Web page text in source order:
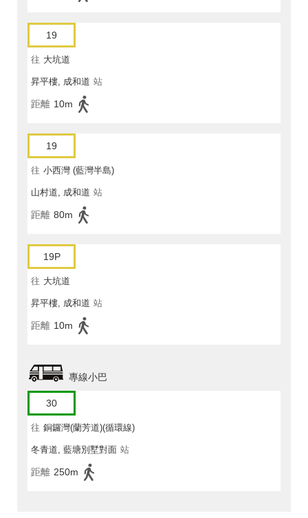
19
往 大坑道
昇平樓, 成和道 站
距離 10m
19
往 小西灣 (藍灣半島)
山村道, 成和道 站
距離 80m
19P
往 大坑道
昇平樓, 成和道 站
距離 10m
專線小巴
30
往 銅鑼灣(蘭芳道)(循環線)
冬青道, 藍塘別墅對面 站
距離 250m